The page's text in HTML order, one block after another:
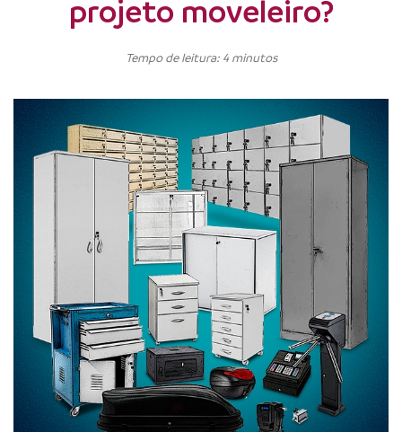
projeto moveleiro?
Tempo de leitura: 4 minutos